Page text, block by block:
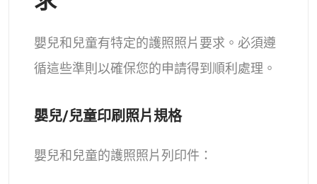
嬰兒和兒童有特定的護照照片要求。必須遵
循這些準則以確保您的申請得到順利處理。
嬰兒/兒童印刷照片規格
嬰兒和兒童的護照照片列印件：